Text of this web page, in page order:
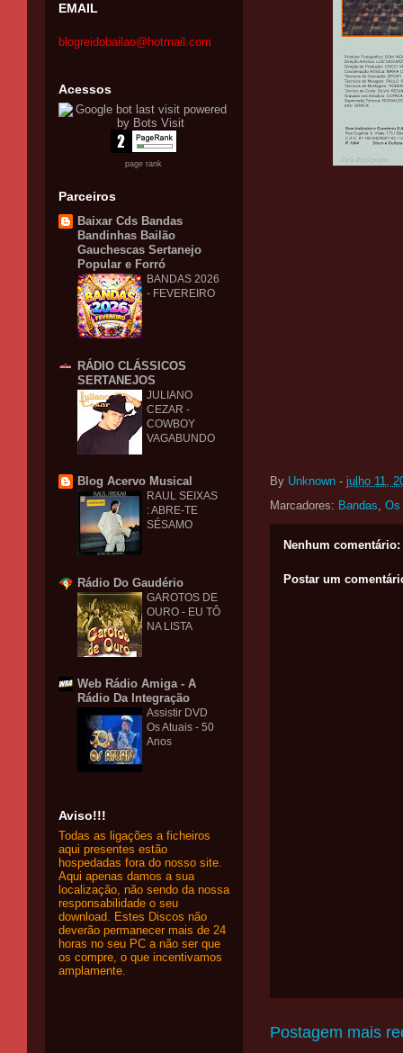
By Unknown - julho 11,
Marcadores: Bandas, Os
Nenhum comentário:
Postar um
Postagem mais
EMAIL
blogreidobailao@hotmail.com
Acessos
page rank
Parceiros
Baixar Cds Bandas
Bandinhas Bailão
Gauchescas Sertanejo
Popular e Forró
BANDAS 2026
- FEVEREIRO
RÁDIO CLÁSSICOS
SERTANEJOS
JULIANO
CEZAR -
COWBOY
VAGABUNDO
Blog Acervo Musical
RAUL SEIXAS
: ABRE-TE
SÉSAMO
Rádio Do Gaudério
GAROTOS DE
OURO - EU TÔ
NA LISTA
Web Rádio Amiga - A
Rádio Da Integração
Assistir DVD
Os Atuais - 50
Anos
Aviso!!!
Todas as ligações a ficheiros
aqui presentes estão
hospedadas fora do nosso site.
Aqui apenas damos a sua
localização, não sendo da nossa
responsabilidade o seu
download. Estes Discos não
deverão permanecer mais de 24
horas no seu PC a não ser que
os compre, o que incentivamos
amplamente.